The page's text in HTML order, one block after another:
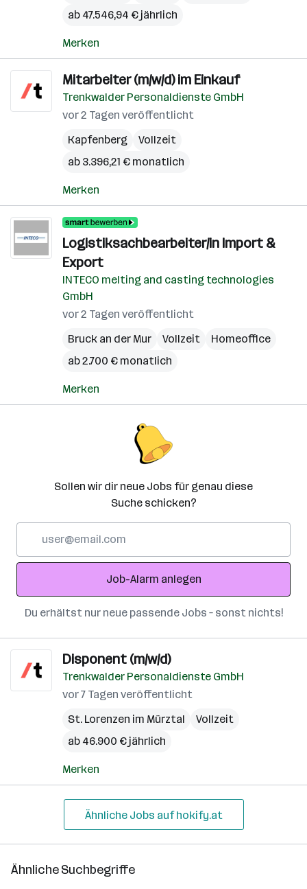
ab 47.546,94 € jährlich
Merken
Mitarbeiter (m/w/d) im Einkauf
Trenkwalder Personaldienste GmbH
vor 2 Tagen veröffentlicht
Kapfenberg
Vollzeit
ab 3.396,21 € monatlich
Merken
Logistiksachbearbeiter/in Import &
Export
INTECO melting and casting technologies
GmbH
vor 2 Tagen veröffentlicht
Bruck an der Mur
Vollzeit
Homeoffice
ab 2.700 € monatlich
Merken
Sollen wir dir neue Jobs für genau diese
Suche schicken?
Adresse
Job-Alarm anlegen
Du erhältst nur neue passende Jobs – sonst nichts!
Disponent (m/w/d)
Trenkwalder Personaldienste GmbH
vor 7 Tagen veröffentlicht
St. Lorenzen im Mürztal
Vollzeit
ab 46.900 € jährlich
Merken
Ähnliche Jobs auf hokify.at
Ähnliche Suchbegriffe